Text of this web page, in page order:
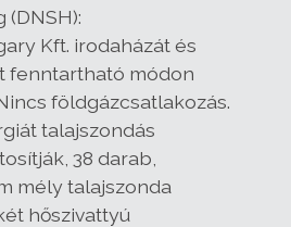
(DNSH):
Kft. irodaházát és
fenntartható módon
földgázcsatlakozás.
talajszondás
38 darab,
mély talajszonda
hőszivattyú